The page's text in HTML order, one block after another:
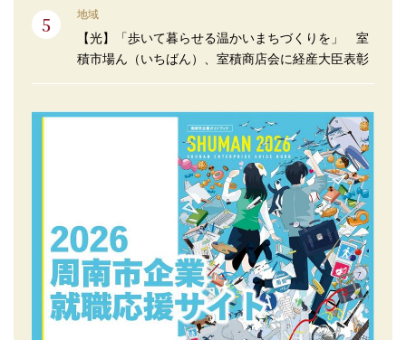
地域
【光】「歩いて暮らせる温かいまちづくりを」 室
積市場ん（いちばん）、室積商店会に経産大臣表彰